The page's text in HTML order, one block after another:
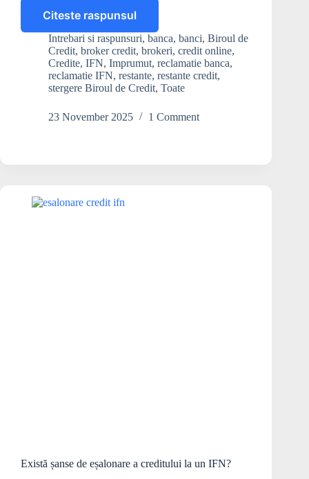
Citeste raspunsul
Este
legal
comisionul
AMI
Credit
pentru
din
Intrebari si raspunsuri, banca, banci, Biroul de
Credit, broker credit, brokeri, credit online,
Credite, IFN, Imprumut, reclamatie banca,
reclamatie IFN, restante, restante credit,
stergere Biroul de Credit, Toate
23 November 2025 1 Comment
Există șanse de eșalonare a creditului la un IFN?